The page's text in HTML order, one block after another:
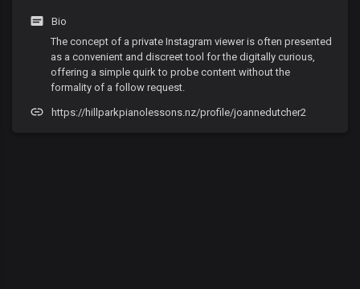
Bio
The concept of a private Instagram viewer is often presented
as a convenient and discreet tool for the digitally curious,
offering a simple quirk to probe content without the
formality of a follow request.
https://hillparkpianolessons.nz/profile/joannedutcher2